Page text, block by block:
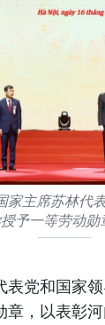
家主席苏林代
予一等劳动勋
表党和国家
章，以表彰